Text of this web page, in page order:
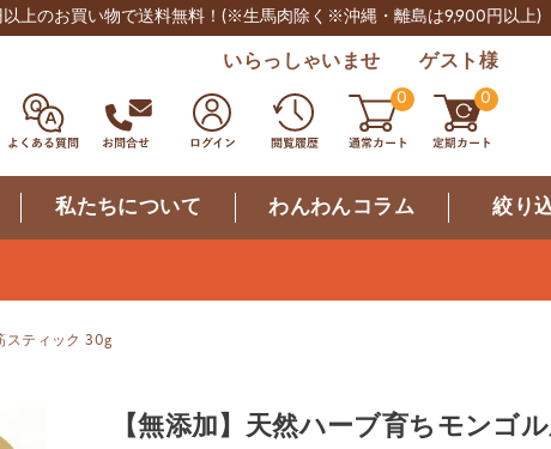
上のお買い物で送料無料！ (※生馬肉除く※沖縄・離島は9,900円以上)
いらっしゃいませ ゲスト様
0 0
私たちについて わんわんコラム 絞り
スティック 30g
【無添加】天然ハーブ育ちモンゴ